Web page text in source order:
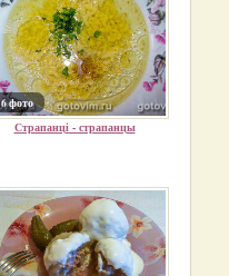
6 фото
Страпанці - страпанцы